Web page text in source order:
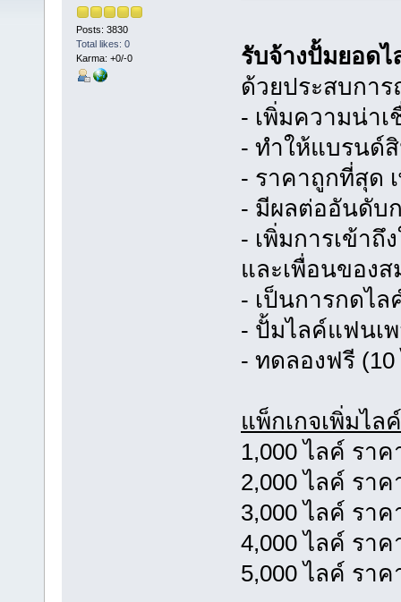
Posts: 3830
Total likes: 0
Karma: +0/-0
รับจ้างปั้มยอด
ด้วยประสบกา
- เพิ่มความน่าเ
- ทำให้แบรนด์
- ราคาถูกที่สุด
- มีผลต่ออันดับ
- เพิ่มการเข้าถึ
และเพื่อนของ
- เป็นการกดไ
- ปั้มไลค์แฟนเพ
- ทดลองฟรี (10
แพ็กเกจเพิ่มไลค์
1,000 ไลค์ รา
2,000 ไลค์ รา
3,000 ไลค์ รา
4,000 ไลค์ รา
5,000 ไลค์ รา